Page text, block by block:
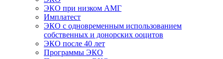
ЭКО при низком АМГ
Имплатест
ЭКО с одновременным использованием
собственных и донорских ооцитов
ЭКО после 40 лет
Программы ЭКО